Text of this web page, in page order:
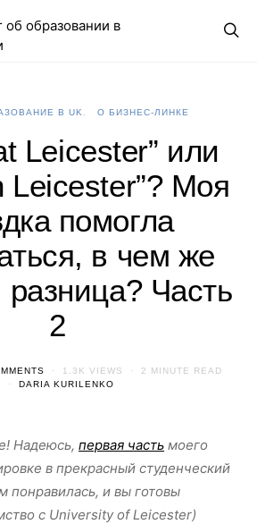
В UK О БИЗНЕС-ЛИНКЕ
Leicester” или
Leicester”? Моя
помогла
в чем же
разница? Часть
2
1.3K VIEWS
2 MINUTE READ
DARIA KURILENKO
Надеюсь, первая часть моего
в прекрасный студенческий
понравилась, и вы готовы
с University of Leicester)